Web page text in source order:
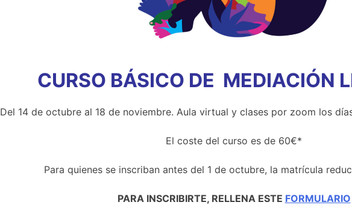
CURSO BÁSICO DE MEDIACIÓN
Del 14 de octubre al 18 de noviembre. Aula virtual y clases por zoom los
El coste del curso es de 60€*
Para quienes se inscriban antes del 1 de octubre, la matrícula
PARA INSCRIBIRTE, RELLENA ESTE FORMULARIO